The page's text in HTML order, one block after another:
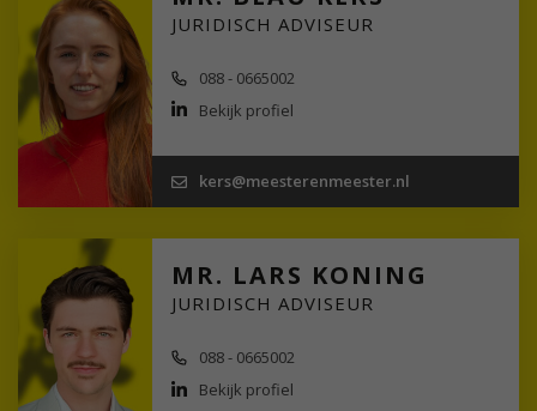
JURIDISCH ADVISEUR
088 - 0665002
Bekijk profiel
kers@meesterenmeester.nl
MR. LARS KONING
JURIDISCH ADVISEUR
088 - 0665002
Bekijk profiel